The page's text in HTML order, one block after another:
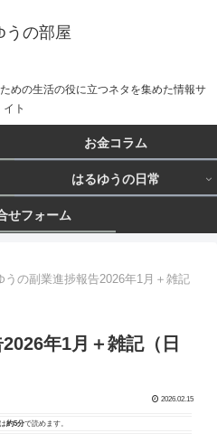
うの部屋
めの生活の役に立つネタを集めた情報サ
イト
お金コラム
はるゆうの日常
せフォーム
うの副業進捗報告2026年1月＋雑記
年1月＋雑記（日
2026.02.15
約5分で読めます。